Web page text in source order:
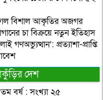
বিশাল আকৃতির অজগর
চা বিক্রয়ে নতুন ইতিহাস
গণঅভ্যুত্থান’: প্রত্যাশা-প্রাপ্তি
দেশ
বর্ষ : সংখ্যা ২৫